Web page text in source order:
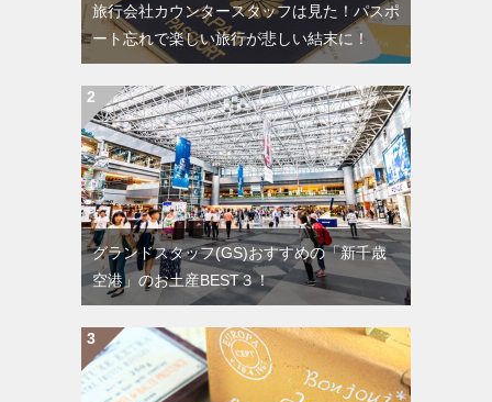
旅行会社カウンタースタッフは見た！パスポ
ート忘れで楽しい旅行が悲しい結末に！
グランドスタッフ(GS)おすすめの「新千歳
空港」のお土産BEST３！